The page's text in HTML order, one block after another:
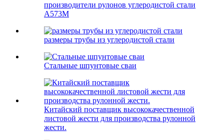
производители рулонов углеродистой стали
A573М
размеры трубы из углеродистой стали
Стальные шпунтовые сваи
Китайский поставщик высококачественной
листовой жести для производства рулонной
жести.